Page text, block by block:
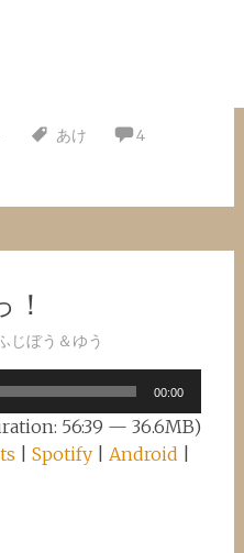
あけ
4
じぼう＆ゆう
00:00
56:39 — 36.6MB)
Spotify| Android